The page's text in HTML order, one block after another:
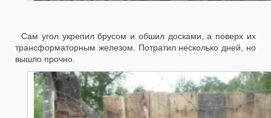
Сам угол укрепил брусом и обшил досками, а поверх их
трансформаторным железом. Потратил несколько дней, но
вышло прочно.